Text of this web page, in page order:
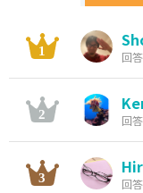
回
回
回